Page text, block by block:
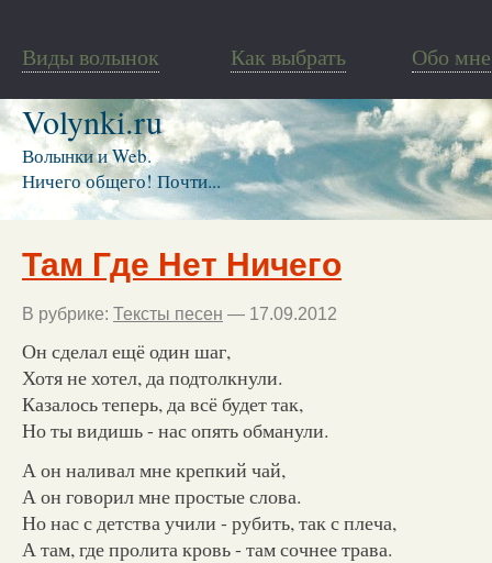
Виды волынок Как выбрать Обо мне
Volynki.ru
Волынки и Web.
Ничего общего! Почти...
Там Где Нет Ничего
В рубрике: Тексты песен — 17.09.2012
Он сделал ещё один шаг,
Хотя не хотел, да подтолкнули.
Казалось теперь, да всё будет так,
Но ты видишь - нас опять обманули.
А он наливал мне крепкий чай,
А он говорил мне простые слова.
Но нас с детства учили - рубить, так с плеча,
А там, где пролита кровь - там сочнее трава.